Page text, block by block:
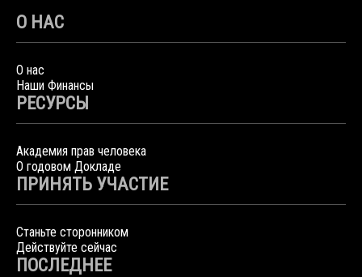
О НАС
О нас
Наши Финансы
РЕСУРСЫ
Академия прав человека
О годовом Докладе
ПРИНЯТЬ УЧАСТИЕ
Станьте сторонником
Действуйте сейчас
ПОСЛЕДНЕЕ